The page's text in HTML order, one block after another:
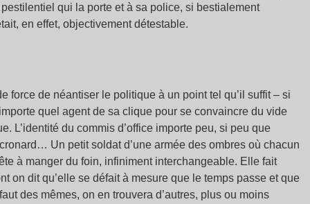
qui la porte et à sa police, si bestialement
en effet, objectivement détestable.
force de néantiser le politique à un point tel qu’il suffit – si
quel agent de sa clique pour se convaincre du vide
L’identité du commis d’office importe peu, si peu que
Un petit soldat d’une armée des ombres où chacun
à manger du foin, infiniment interchangeable. Elle fait
on dit qu’elle se défait à mesure que le temps passe et que
des mêmes, on en trouvera d’autres, plus ou moins